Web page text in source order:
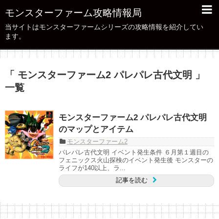
モンスターファーム攻略情報局
当サイトはモンスターファームシリーズの攻略情報を紹介してい
ます。
「 モンスターファーム2 パレパレ古代文明 」
一覧
モンスターファーム2 パレパレ古代文明
のマップとアイテム
モンスターファーム2
パレパレ古代文明 イベント発生条件 ６月第１週目の
フェニックス火山探検のイベント発生後 モンスターの
ライフが140以上、ラ...
記事を読む